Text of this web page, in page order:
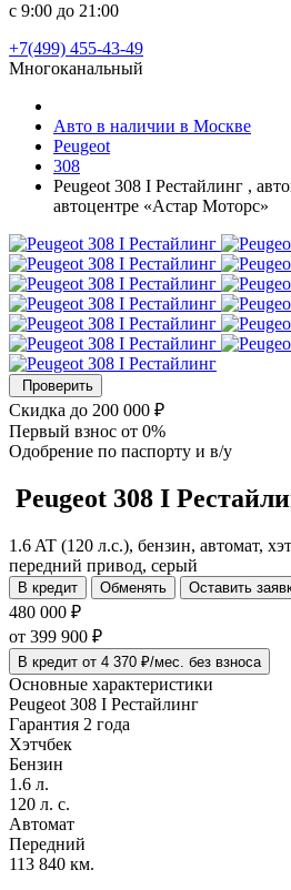
с 9:00 до 21:00
+7(499) 455-43-49
Многоканальный
Авто в наличии в Москве
Peugeot
308
Peugeot 308 I Рестайлинг ,
автоцентре «Астар Моторс»
Проверить
Скидка до 200 000 ₽
Первый взнос от 0%
Одобрение по паспорту и в/у
Peugeot 308 I
1.6 AT (120 л.с.), бензин, автомат,
передний привод, серый
В кредит Обменять Оставить
480 000 ₽
от 399 900 ₽
В кредит от 4 370 ₽/мес. без взноса
Основные характеристики
Peugeot 308 I Рестайлинг
Гарантия 2 года
Хэтчбек
Бензин
1.6 л.
120 л. с.
Автомат
Передний
113 840 км.